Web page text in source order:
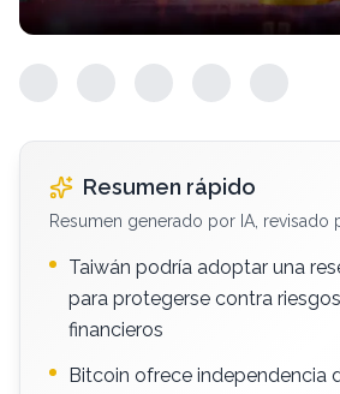
Resumen rápido
Resumen generado por IA, revisado
Taiwán podría adoptar una
para protegerse contra
financieros
Bitcoin ofrece independencia